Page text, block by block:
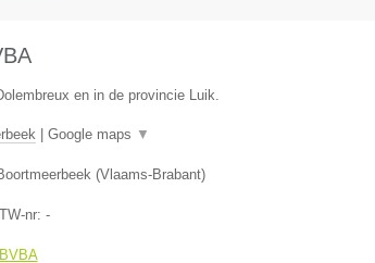
en in de provincie Luik.
| Google maps ▼
(Vlaams-Brabant)
nr: -